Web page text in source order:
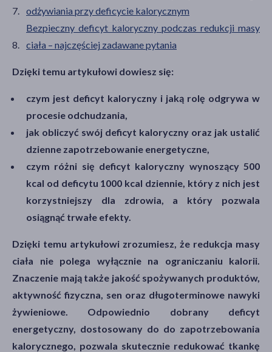
odżywiania przy deficycie kalorycznym
Bezpieczny deficyt kaloryczny podczas redukcji masy
ciała – najczęściej zadawane pytania
Dzięki temu artykułowi dowiesz się:
czym jest deficyt kaloryczny i jaką rolę odgrywa w
procesie odchudzania,
jak obliczyć swój deficyt kaloryczny oraz jak ustalić
dzienne zapotrzebowanie energetyczne,
czym różni się deficyt kaloryczny wynoszący 500
kcal od deficytu 1000 kcal dziennie, który z nich jest
korzystniejszy dla zdrowia, a który pozwala
osiągnąć trwałe efekty.
Dzięki temu artykułowi zrozumiesz, że redukcja masy
ciała nie polega wyłącznie na ograniczaniu kalorii.
Znaczenie mają także jakość spożywanych produktów,
aktywność fizyczna, sen oraz długoterminowe nawyki
żywieniowe. Odpowiednio dobrany deficyt
energetyczny, dostosowany do do zapotrzebowania
kalorycznego, pozwala skutecznie redukować tkankę